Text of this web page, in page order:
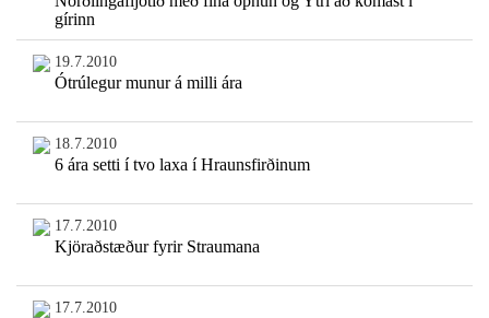
gírinn
19.7.2010
Ótrúlegur munur á milli ára
18.7.2010
6 ára setti í tvo laxa í Hraunsfirðinum
17.7.2010
Kjöraðstæður fyrir Straumana
17.7.2010